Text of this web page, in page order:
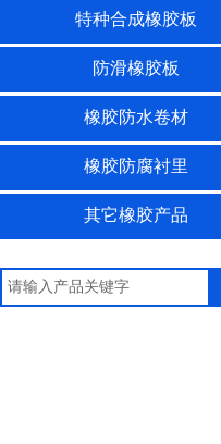
特种合成橡胶板
防滑橡胶板
橡胶防水卷材
橡胶防腐衬里
其它橡胶产品